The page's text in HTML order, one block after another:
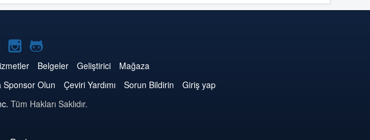
Instagram'da
Joomla
GitHub'da
Joomla
Belgeler Geliştirici
Mağaza
Sponsor Olun Çeviri Yardımı Sorun Bildirin
Giriş yap
Tüm Hakları Saklıdır.